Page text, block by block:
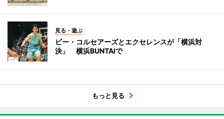
見る・遊ぶ
ビー・コルセアーズとエクセレンスが「横浜対
決」 横浜BUNTAIで
もっと見る